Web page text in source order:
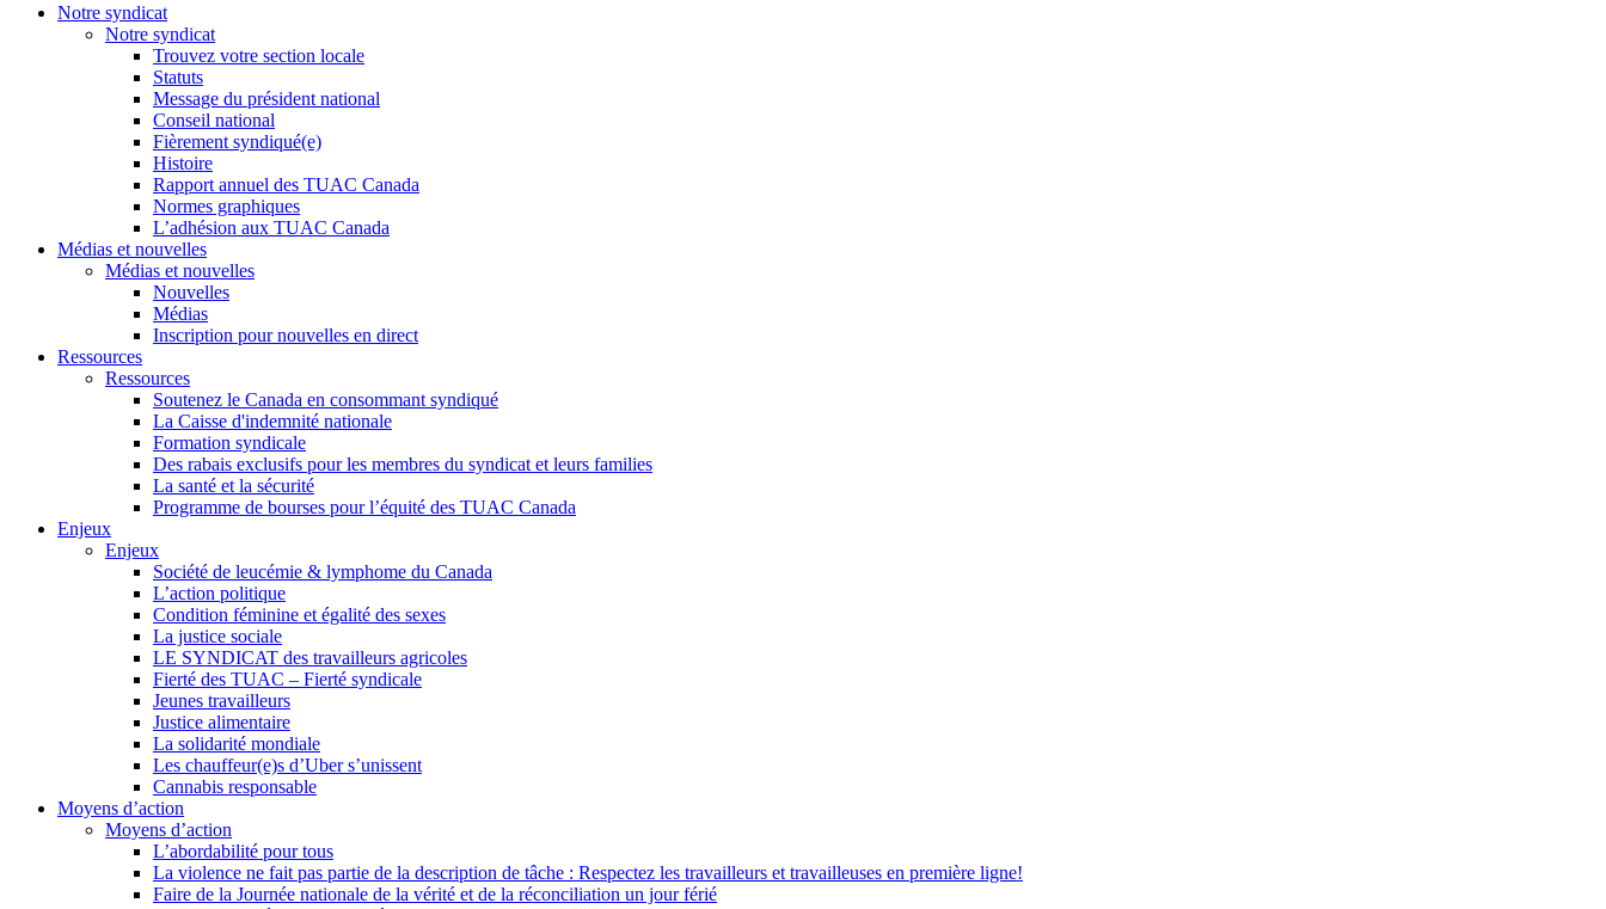
Notre syndicat
Notre syndicat
Trouvez votre section locale
Statuts
Message du président national
Conseil national
Fièrement syndiqué(e)
Histoire
Rapport annuel des TUAC Canada
Normes graphiques
L’adhésion aux TUAC Canada
Médias et nouvelles
Médias et nouvelles
Nouvelles
Médias
Inscription pour nouvelles en direct
Ressources
Ressources
Soutenez le Canada en consommant syndiqué
La Caisse d'indemnité nationale
Formation syndicale
Des rabais exclusifs pour les membres du syndicat et leurs families
La santé et la sécurité
Programme de bourses pour l’équité des TUAC Canada
Enjeux
Enjeux
Société de leucémie & lymphome du Canada
L’action politique
Condition féminine et égalité des sexes
La justice sociale
LE SYNDICAT des travailleurs agricoles
Fierté des TUAC – Fierté syndicale
Jeunes travailleurs
Justice alimentaire
La solidarité mondiale
Les chauffeur(e)s d’Uber s’unissent
Cannabis responsable
Moyens d’action
Moyens d’action
L’abordabilité pour tous
La violence ne fait pas partie de la description de tâche : Respectez les travailleurs et travailleuses en première ligne!
Faire de la Journée nationale de la vérité et de la réconciliation un jour férié